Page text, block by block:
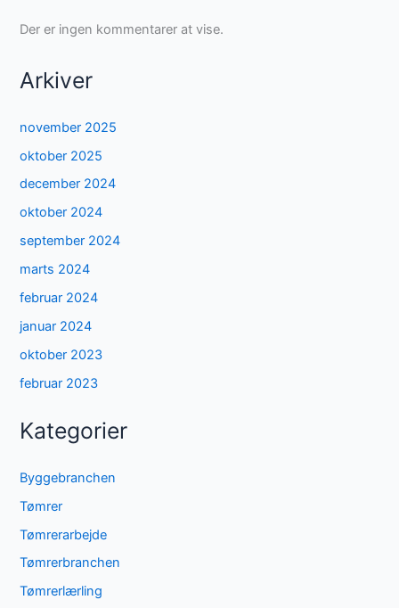
Der er ingen kommentarer at vise.
Arkiver
november 2025
oktober 2025
december 2024
oktober 2024
september 2024
marts 2024
februar 2024
januar 2024
oktober 2023
februar 2023
Kategorier
Byggebranchen
Tømrer
Tømrerarbejde
Tømrerbranchen
Tømrerlærling